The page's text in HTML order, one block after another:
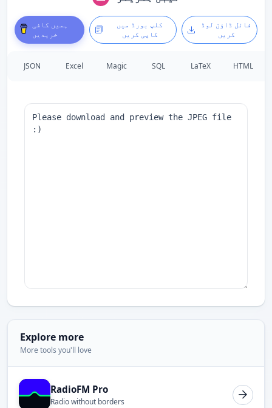
ہمیں کافی
خریدیں
کلپ بورڈ میں
کاپی کریں
فائل ڈاؤن لوڈ
کریں
JSON Excel Magic SQL LaTeX HTML
Explore more
More tools you'll love
RadioFM Pro
Radio without borders